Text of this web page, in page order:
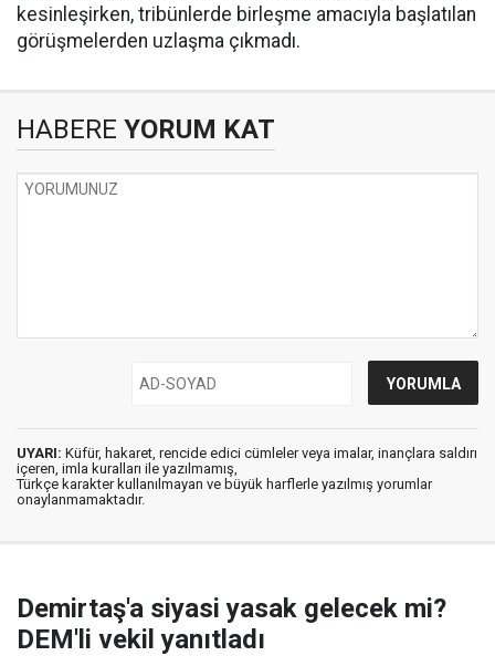
kesinleşirken, tribünlerde birleşme amacıyla başlatılan
görüşmelerden uzlaşma çıkmadı.
HABERE YORUM KAT
UYARI: Küfür, hakaret, rencide edici cümleler veya imalar, inançlara saldırı
içeren, imla kuralları ile yazılmamış,
Türkçe karakter kullanılmayan ve büyük harflerle yazılmış yorumlar
onaylanmamaktadır.
Demirtaş'a siyasi yasak gelecek mi?
DEM'li vekil yanıtladı